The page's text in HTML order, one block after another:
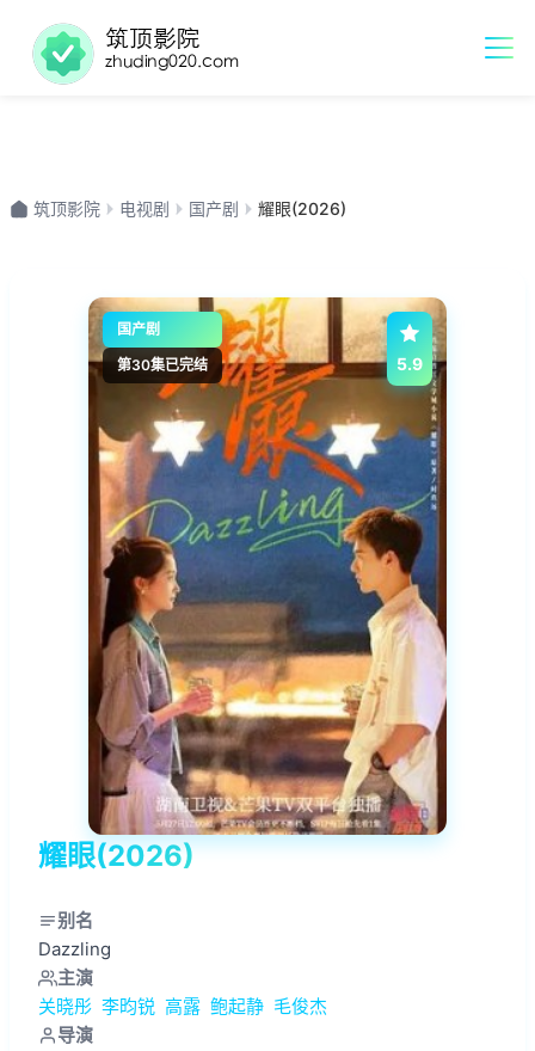
筑顶影院 电视剧 国产剧 耀眼(2026)
国产剧
第30集已完结
5.9
耀眼(2026)
别名
Dazzling
主演
关晓彤 李昀锐 高露 鲍起静 毛俊杰
导演